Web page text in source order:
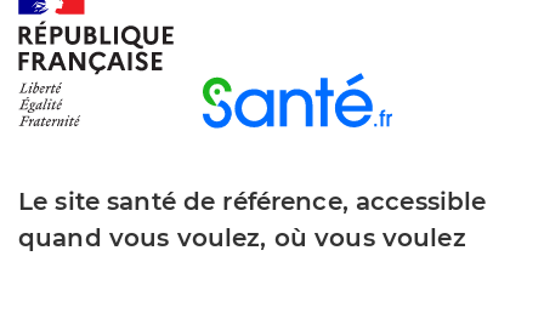
Le site santé de référence, accessible
quand vous voulez, où vous voulez